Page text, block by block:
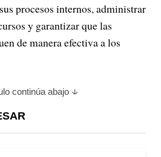
procesos internos, administrar
y garantizar que las
de manera efectiva a los
continúa abajo